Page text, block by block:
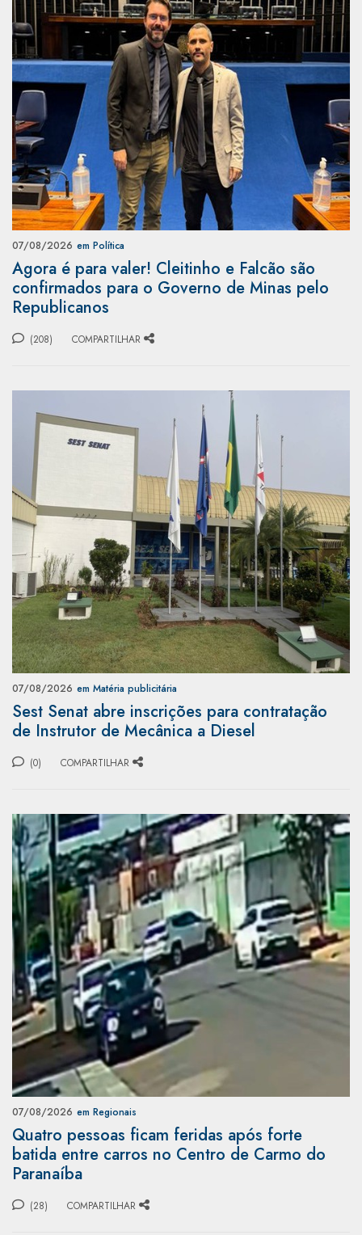
07/08/2026 em Política
Agora é para valer! Cleitinho e Falcão são
confirmados para o Governo de Minas pelo
Republicanos
(208) COMPARTILHAR
07/08/2026 em Matéria publicitária
Sest Senat abre inscrições para contratação
de Instrutor de Mecânica a Diesel
(0) COMPARTILHAR
07/08/2026 em Regionais
Quatro pessoas ficam feridas após forte
batida entre carros no Centro de Carmo do
Paranaíba
(28) COMPARTILHAR